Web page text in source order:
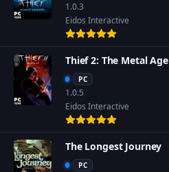
1.0.3
Eidos Interactive
Thief 2: The Metal Age
PC
1.0.5
Eidos Interactive
The Longest Journey
PC